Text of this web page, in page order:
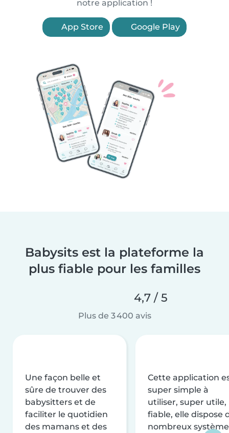
notre application !
App Store Google Play
Babysits est la plateforme la
plus fiable pour les familles
4,7 / 5
Plus de 3 400 avis
Une façon belle et
sûre de trouver des
babysitters et de
faciliter le quotidien
des mamans et des
Cette application
super simple à
utiliser, super utile,
fiable, elle dispose
nombreux